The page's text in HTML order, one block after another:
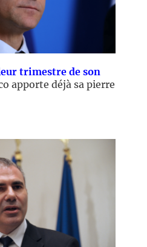
trimestre de son
apporte déjà sa pierre